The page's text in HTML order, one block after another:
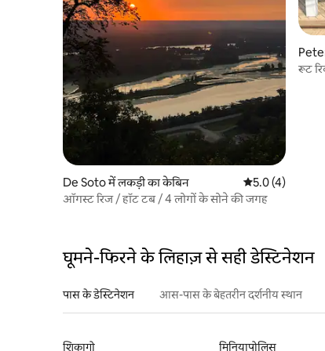
De Soto में लकड़ी का केबिन औसत रेटिंग 5 में से
5.0 (4)
ऑगस्ट रिज / हॉट टब / 4 लोगों के सोने की जगह
रूट
घूमने-फिरने के लिहाज़ से सही डेस्टिनेशन
पास के डेस्टिनेशन आस-पास के बेहतरीन दर्शनीय स्थान
शिकागो मिनियापोलिस